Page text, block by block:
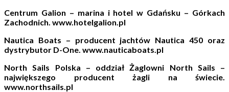
Centrum Galion – marina i hotel w Gdańsku – Górkach
Zachodnich. www.hotelgalion.pl
Nautica Boats – producent jachtów Nautica 450 oraz
dystrybutor D-One. www.nauticaboats.pl
North Sails Polska – oddział Żaglowni North Sails –
największego producent żagli na świecie.
www.northsails.pl